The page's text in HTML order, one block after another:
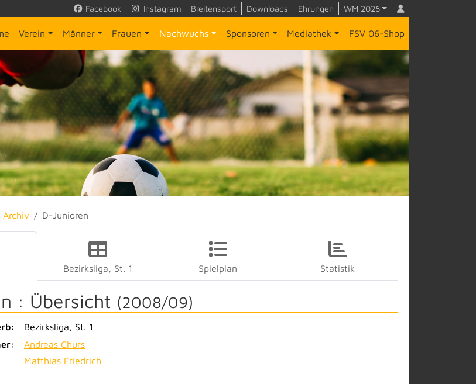
Facebook Instagram Breitensport Downloads Ehrungen WM 2026
Verein Männer Frauen Nachwuchs Sponsoren Mediathek FSV 06-Shop
Archiv D-Junioren
Bezirksliga, St. 1 Spielplan Statistik
: Übersicht (2008/09)
Bezirksliga, St. 1
Andreas Churs
Matthias Friedrich